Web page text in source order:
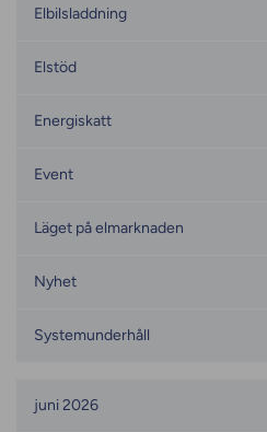
Elbilsladdning
Elstöd
Energiskatt
Event
Läget på elmarknaden
Nyhet
Systemunderhåll
juni 2026